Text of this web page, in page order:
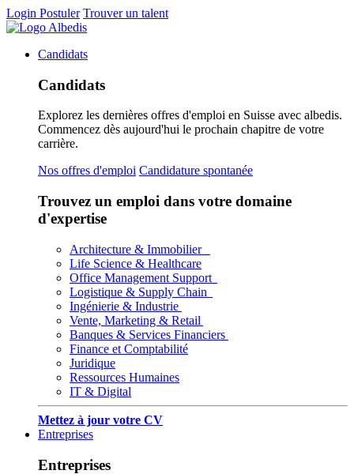
Login Postuler Trouver un talent
Candidats
Candidats
Explorez les dernières offres d'emploi en Suisse avec albedis.
Commencez dès aujourd'hui le prochain chapitre de votre
carrière.
Nos offres d'emploi Candidature spontanée
Trouvez un emploi dans votre domaine
d'expertise
Architecture & Immobilier
Life Science & Healthcare
Office Management Support
Logistique & Supply Chain
Ingénierie & Industrie
Vente, Marketing & Retail
Banques & Services Financiers
Finance et Comptabilité
Juridique
Ressources Humaines
IT & Digital
Mettez à jour votre CV
Entreprises
Entreprises